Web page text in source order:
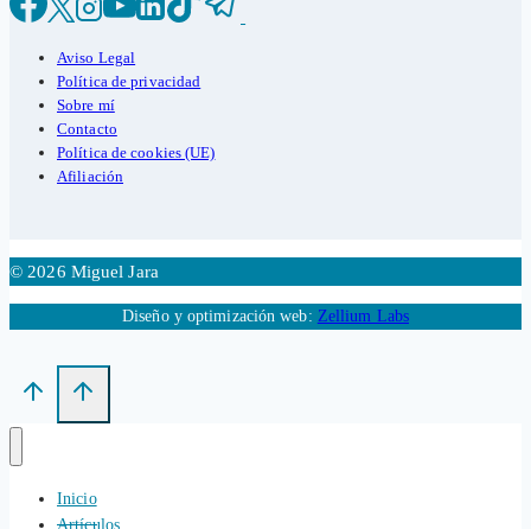
Aviso Legal
Política de privacidad
Sobre mí
Contacto
Política de cookies (UE)
Afiliación
© 2026 Miguel Jara
Diseño y optimización web: Zellium Labs
Inicio
Artículos